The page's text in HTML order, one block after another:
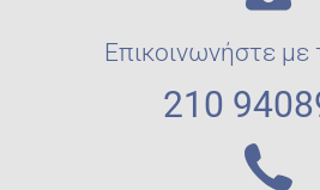
Επικοινωνήστε με
210
γραμμή επικοινωνίας
210 940 8909
γραμμή επικοινωνίας με
προσωπικό σου